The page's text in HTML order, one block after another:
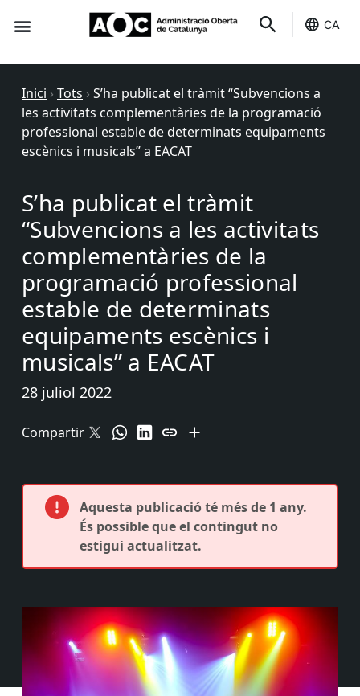
CA
Inici › Tots › S’ha publicat el tràmit “Subvencions a
les activitats complementàries de la programació
professional estable de determinats equipaments
escènics i musicals” a EACAT
S’ha publicat el tràmit
“Subvencions a les activitats
complementàries de la
programació professional
estable de determinats
equipaments escènics i
musicals” a EACAT
28 juliol 2022
Compartir
Aquesta publicació té més de 1 any.
És possible que el contingut no
estigui actualitzat.